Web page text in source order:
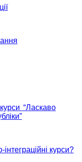
“Ласкаво
курси?